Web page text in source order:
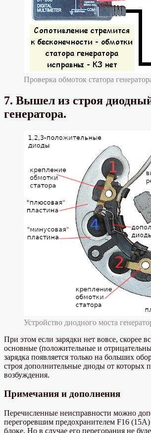
Проверка обмоток статора
7. Вышел из строя
генератора.
Устройство диодного моста
При этом если зарядки нет вовсе, скорее
основные (положительные и
зарядка появляется только на больших
строя дополнительные диоды от которых
возбуждения.
Примечания и дополнения
Перечисленные неисправности можно
перегоревшим предохранителем F16
блоке. Но в случае его перегорания не